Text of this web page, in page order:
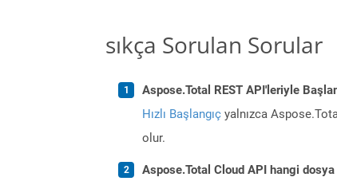
sıkça Sorulan Sorular
Aspose.Total REST API'leriyle
Hızlı Başlangıç yalnızca
olur.
Aspose.Total Cloud API hangi